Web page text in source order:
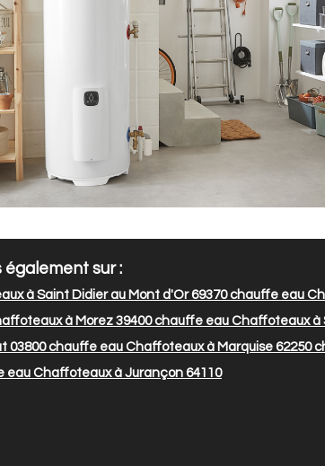
également sur :
à Saint Didier au Mont d'Or 69370chauffe eau
à Morez 39400chauffe eau Chaffoteaux à
03800chauffe eau Chaffoteaux à Marquise 62250
eau Chaffoteaux à Jurançon 64110